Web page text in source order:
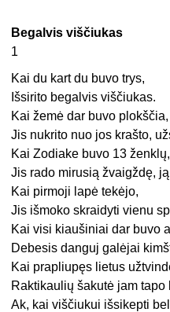
Begalvis viščiukas
1
Kai du kart du buvo trys,
Išsirito begalvis viščiukas.
Kai žemė dar buvo plokščia,
Jis nukrito nuo jos krašto,
Kai Zodiake buvo 13 ženklų,
Jis rado mirusią žvaigždę,
Kai pirmoji lapė tekėjo,
Jis išmoko skraidyti vienu
Kai visi kiaušiniai dar buvo
Debesis danguj galėjai
Kai prapliupęs lietus
Raktikaulių šakutė jam tapo
Ak, kai viščiukui išsikepti